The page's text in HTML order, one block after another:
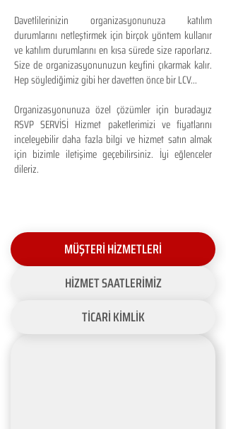
Davetlilerinizin organizasyonunuza katılım
durumlarını netleştirmek için birçok yöntem kullanır
ve katılım durumlarını en kısa sürede size raporlarız.
Size de organizasyonunuzun keyfini çıkarmak kalır.
Hep söylediğimiz gibi her davetten önce bir LCV...
Organizasyonunuza özel çözümler için buradayız
RSVP SERVİSİ Hizmet paketlerimizi ve fiyatlarını
inceleyebilir daha fazla bilgi ve hizmet satın almak
için bizimle iletişime geçebilirsiniz. İyi eğlenceler
dileriz.
MÜŞTERİ HİZMETLERİ
HİZMET SAATLERİMİZ
TİCARİ KİMLİK